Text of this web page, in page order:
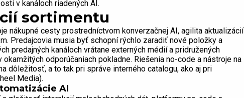
v kanáloch riadených AI.
sortimentu
nákupné cesty prostredníctvom konverzačnej AI, agilita aktualizácií
Predajcovia musia byť schopní rýchlo zaradiť nové položky a
predajných kanáloch vrátane externých médií a pridružených
odporúčaniach pokladne. Riešenia no-code a nástroje na
dôležitosť, a to tak pri správe interného catalogu, ako aj pri
Media).
AI